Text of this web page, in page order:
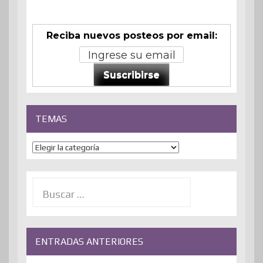
Reciba nuevos posteos por email:
Suscribirse
TEMAS
Temas
ENTRADAS ANTERIORES